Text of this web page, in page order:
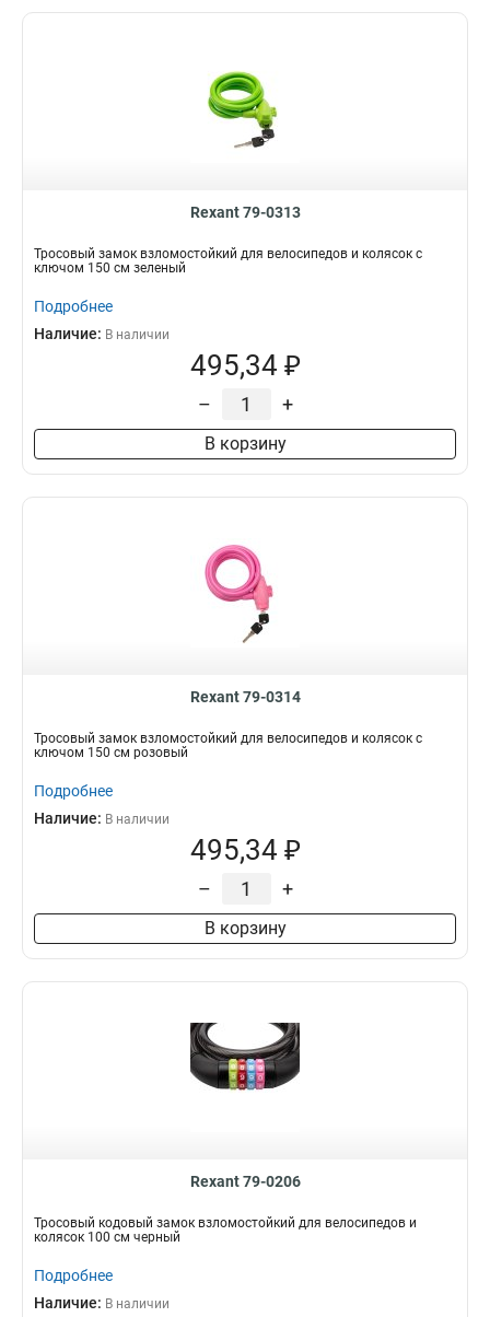
Rexant 79-0313
Тросовый замок взломостойкий для велосипедов и колясок с
ключом 150 см зеленый
Подробнее
Наличие: В наличии
495,34 ₽
– +
В корзину
Rexant 79-0314
Тросовый замок взломостойкий для велосипедов и колясок с
ключом 150 см розовый
Подробнее
Наличие: В наличии
495,34 ₽
– +
В корзину
Rexant 79-0206
Тросовый кодовый замок взломостойкий для велосипедов и
колясок 100 см черный
Подробнее
Наличие: В наличии